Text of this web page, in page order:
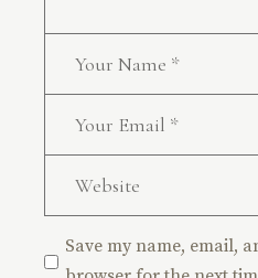
Save my name, email,